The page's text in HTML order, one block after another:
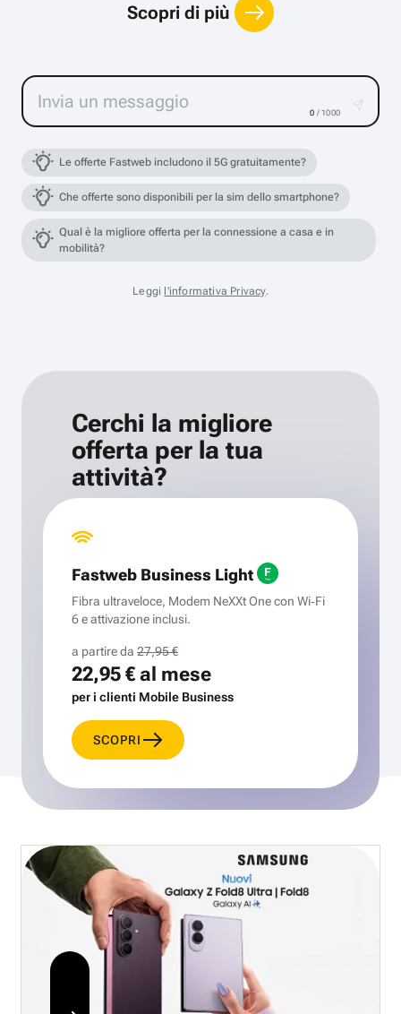
Scopri di più
0 / 1000
Le offerte Fastweb includono il 5G gratuitamente?
Che offerte sono disponibili per la sim dello smartphone?
Qual è la migliore offerta per la connessione a casa e in
mobilità?
Leggi l'informativa Privacy.
Cerchi la migliore
offerta per la tua
attività?
Fastweb Business Light
Fibra ultraveloce, Modem NeXXt One con Wi‑Fi
6 e attivazione inclusi.
a partire da 27,95 €
22,95 €al mese
per i clienti Mobile Business
SCOPRI